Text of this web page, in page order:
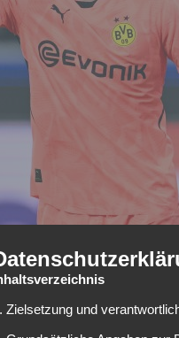
neue Herausforderung im Ausland?
steht Gregor Kobel von
Sowohl der FC
Zielsetzung und